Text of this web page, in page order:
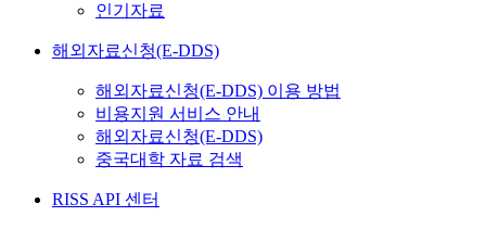
인기자료
해외자료신청(E-DDS)
해외자료신청(E-DDS) 이용 방법
비용지원 서비스 안내
해외자료신청(E-DDS)
중국대학 자료 검색
RISS API 센터